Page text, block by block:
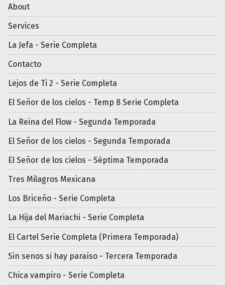
About
Services
La Jefa - Serie Completa
Contacto
Lejos de Ti 2 - Serie Completa
El Señor de los cielos - Temp 8 Serie Completa
La Reina del Flow - Segunda Temporada
El Señor de los cielos - Segunda Temporada
El Señor de los cielos - Séptima Temporada
Tres Milagros Mexicana
Los Briceño - Serie Completa
La Hija del Mariachi - Serie Completa
El Cartel Serie Completa (Primera Temporada)
Sin senos si hay paraíso - Tercera Temporada
Chica vampiro - Serie Completa